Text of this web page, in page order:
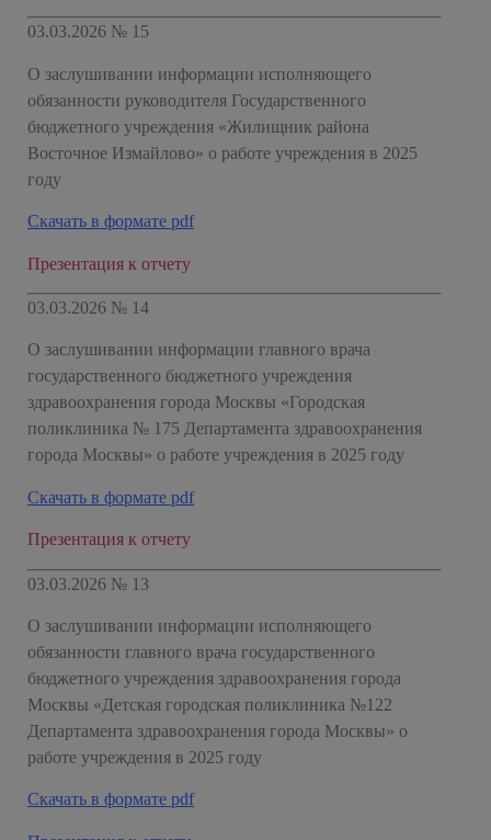
03.03.2026 № 15
О заслушивании информации исполняющего
обязанности руководителя Государственного
бюджетного учреждения «Жилищник района
Восточное Измайлово» о работе учреждения в 2025
году
Скачать в формате pdf
Презентация к отчету
03.03.2026 № 14
О заслушивании информации главного врача
государственного бюджетного учреждения
здравоохранения города Москвы «Городская
поликлиника № 175 Департамента здравоохранения
города Москвы» о работе учреждения в 2025 году
Скачать в формате pdf
Презентация к отчету
03.03.2026 № 13
О заслушивании информации исполняющего
обязанности главного врача государственного
бюджетного учреждения здравоохранения города
Москвы «Детская городская поликлиника №122
Департамента здравоохранения города Москвы» о
работе учреждения в 2025 году
Скачать в формате pdf